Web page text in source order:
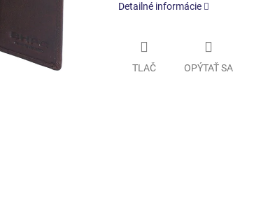
Detailné informácie
TLAČ OPÝTAŤ SA